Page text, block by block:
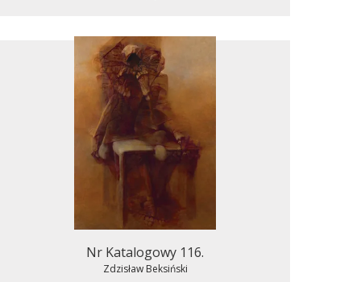
Nr Katalogowy 116.
Zdzisław Beksiński